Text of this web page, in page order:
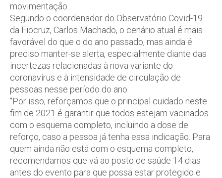
movimentação.
Segundo o coordenador do Observatório Covid-19
da Fiocruz, Carlos Machado, o cenário atual é mais
favorável do que o do ano passado, mas ainda é
preciso manter-se alerta, especialmente diante das
incertezas relacionadas à nova variante do
coronavírus e à intensidade de circulação de
pessoas nesse período do ano.
“Por isso, reforçamos que o principal cuidado neste
fim de 2021 é garantir que todos estejam vacinados
com o esquema completo, incluindo a dose de
reforço, caso a pessoa já tenha essa indicação. Para
quem ainda não está com o esquema completo,
recomendamos que vá ao posto de saúde 14 dias
antes do evento para que possa estar protegido e